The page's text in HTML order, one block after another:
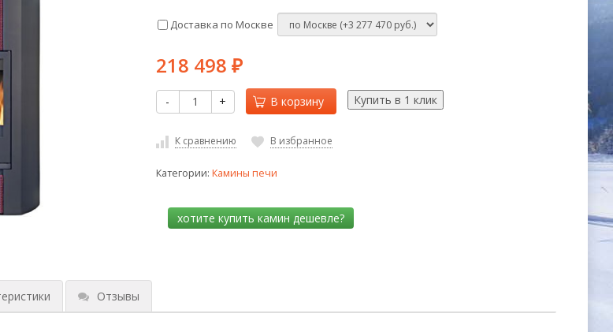
Доставка по Москве
218 498 ₽
- + В корзину
К сравнению В избранное
Категории: Камины печи
Отзывы